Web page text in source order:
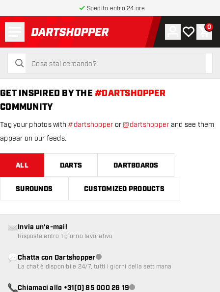
Spedito entro 24 ore
torna alla home page
cerca
cerca
Account
La mia0
GET INSPIRED BY THE #DARTSHOPPER
COMMUNITY
Tag your photos with#dartshopper or @dartshopper and see them
appear on our feeds.
ALL DARTS DARTBOARDS
SUROUNDS CUSTOMIZED PRODUCTS
Invia un'e-mail
Risposta entro 1 giorno lavorativo
Chatta con DartshopperServizio clienti non disponibile
La chat è disponibile 24/7, tutti i giorni della settimana
Chiamaci allo +31(0) 85 000 26 19Servizio clienti non disponibile